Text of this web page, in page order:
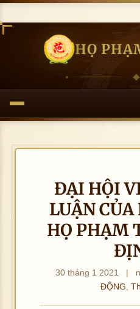
HỌ
ĐẠI HỘI
LUẬN
HỌ PHẠM
30 tháng 1 2021 |
ĐỘNG